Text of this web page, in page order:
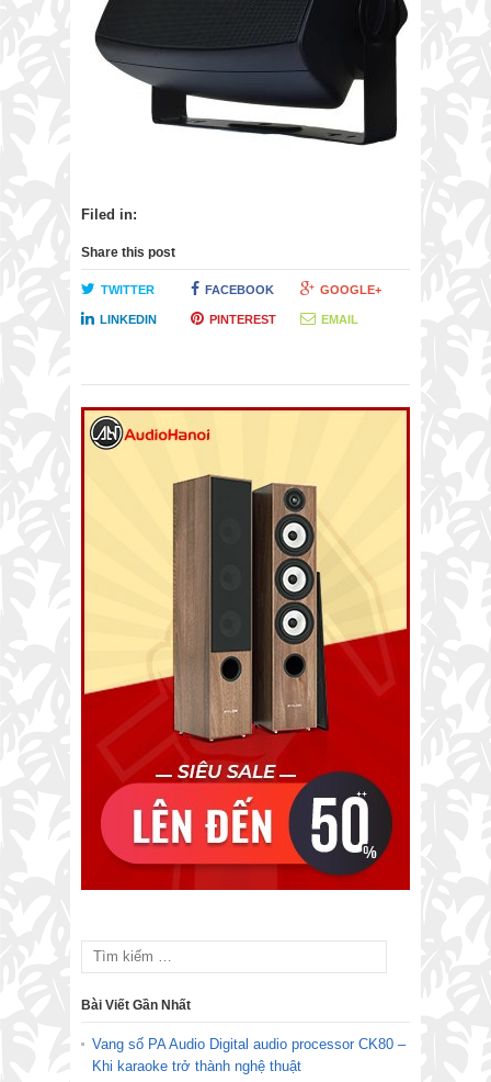
Filed in:
Share this post
TWITTER FACEBOOK GOOGLE+
LINKEDIN PINTEREST EMAIL
Bài Viết Gần Nhất
Vang số PA Audio Digital audio processor CK80 –
Khi karaoke trở thành nghệ thuật